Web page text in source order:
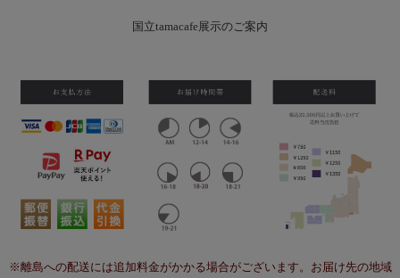
国立tamacafe展示のご案内
※離島への配送には追加料金がかかる場合がございます。お届け先の地域